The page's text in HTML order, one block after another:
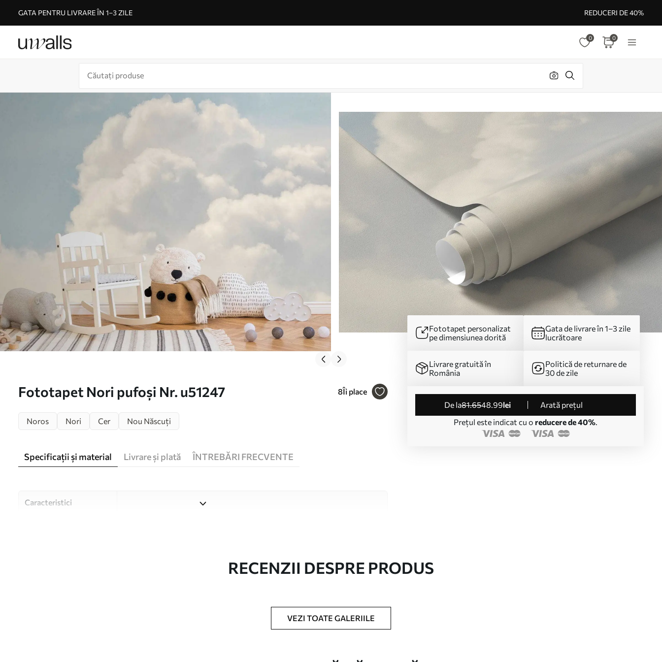
GATA PENTRU LIVRARE ÎN 1–3 ZILE REDUCERI DE 40%
0 0
Fototapet Nori pufoși Nr. u51247 8Îi place
Fototapet personalizat
pe dimensiunea dorită
Gata de livrare în 1–3 zile
lucrătoare
Livrare gratuită în
România
Politică de returnare de
30 de zile
de la81.6548.99lei
Arată prețul
Prețul este indicat cu o reducere de 40%.
Noros Nori Cer Nou Născuți
Specificații și material Livrare și plată ÎNTREBĂRI FRECVENTE
Caracteristici
Tipărit la comandă și livrat în role de până la 50 cm lățime.
RECENZII DESPRE PRODUS
VEZI TOATE GALERIILE